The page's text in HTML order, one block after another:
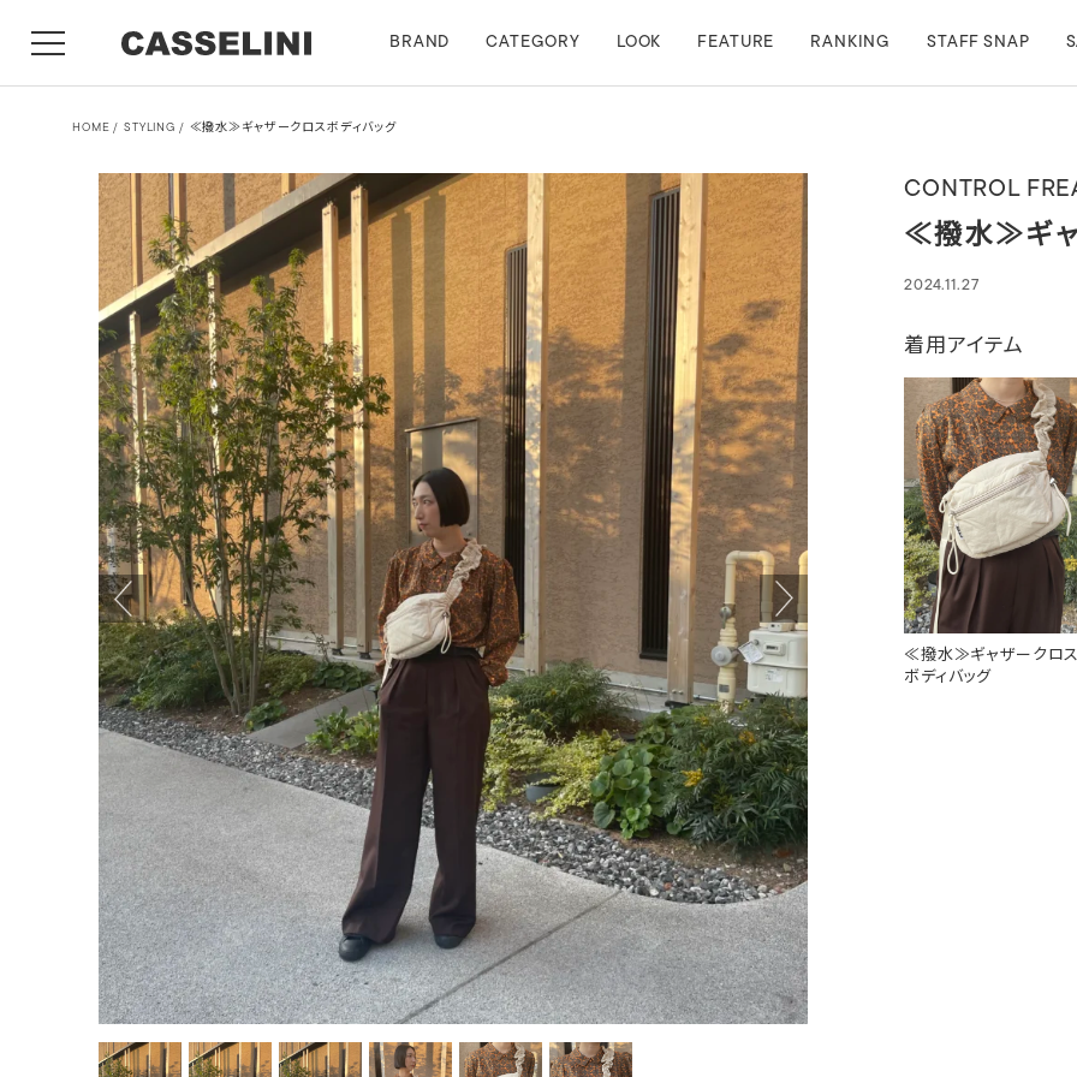
BRAND CATEGORY LOOK FEATURE RANKING STAFF SNAP
HOME STYLING ≪撥水≫ギャザークロスボディバッグ
CONTROL
≪撥水≫ギャ
2024.11.27
着用アイテム
≪撥水≫ギャザークロ
ボディバッグ